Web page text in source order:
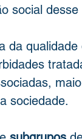
social desse
da
sociedade.